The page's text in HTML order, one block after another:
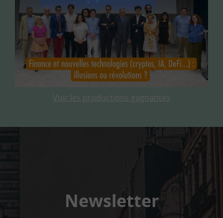
Voir les productions gagnantes
Newsletter